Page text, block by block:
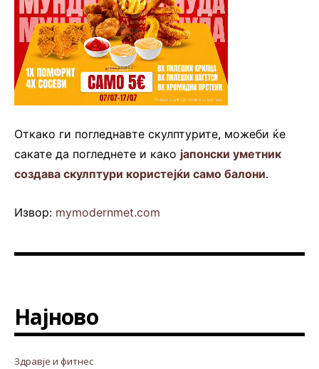
Откако ги погледнавте скулптурите, можеби ќе
сакате да погледнете и како јапонски уметник
создава скулптури користејќи само балони.
Извор: mymodernmet.com
Најново
Здравје и фитнес